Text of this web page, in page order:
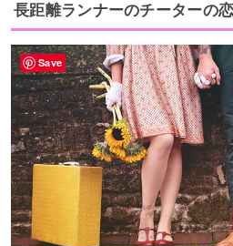
長距離ランナーのチーターの
Save